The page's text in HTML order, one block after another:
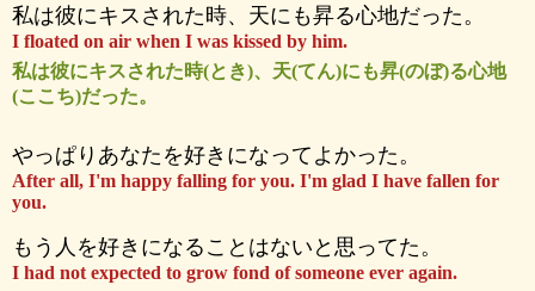
私は彼にキスされた時、天にも昇る心地だった。
I floated on air when I was kissed by him.
私は彼にキスされた時(とき)、天(てん)にも昇(のぼ)る心地
(ここち)だった。
やっぱりあなたを好きになってよかった。
After all, I'm happy falling for you. I'm glad I have fallen for
you.
もう人を好きになることはないと思ってた。
I had not expected to grow fond of someone ever again.